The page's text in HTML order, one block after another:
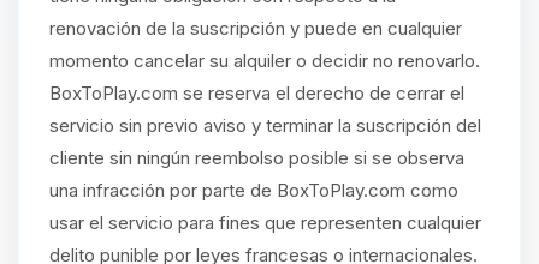
renovación de la suscripción y puede en cualquier
momento cancelar su alquiler o decidir no renovarlo.
BoxToPlay.com se reserva el derecho de cerrar el
servicio sin previo aviso y terminar la suscripción del
cliente sin ningún reembolso posible si se observa
una infracción por parte de BoxToPlay.com como
usar el servicio para fines que representen cualquier
delito punible por leyes francesas o internacionales.